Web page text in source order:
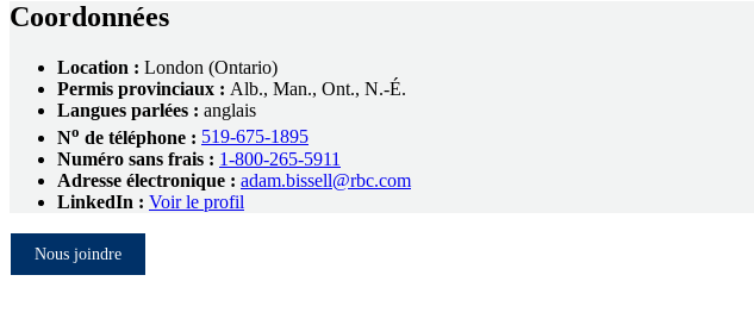
Coordonnées
Location : London (Ontario)
Permis provinciaux : Alb., Man., Ont., N.-É.
Langues parlées : anglais
No de téléphone : 519-675-1895
Numéro sans frais : 1-800-265-5911
Adresse électronique : adam.bissell@rbc.com
LinkedIn : Voir le profil
Nous joindre